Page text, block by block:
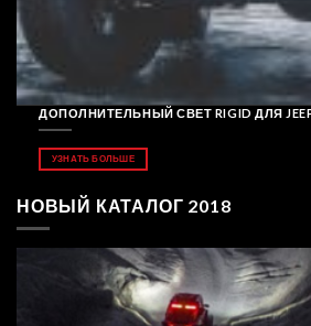
ДОПОЛНИТЕЛЬНЫЙ СВЕТ RIGID ДЛЯ JEEP
УЗНАТЬ БОЛЬШЕ
НОВЫЙ КАТАЛОГ 2018